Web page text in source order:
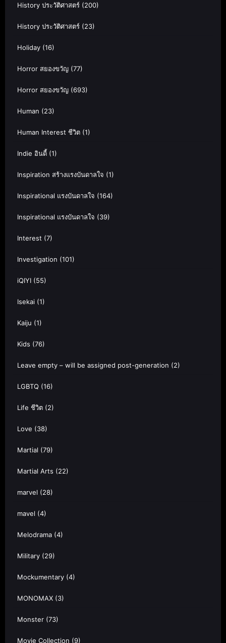
History ประวัติศาสตร์ (200)
History ประวัติศาสตร์ (23)
Holiday (16)
Horror สยองขวัญ (77)
Horror สยองขวัญ (693)
Human (23)
Human Interest ชีวิต (1)
Indie อินดี้ (1)
Inspiration สร้างแรงบันดาลใจ (1)
Inspirational แรงบันดาลใจ (164)
Inspirational แรงบันดาลใจ (39)
Interest (7)
Investigation (101)
iQIYI (55)
Isekai (1)
Kaiju (1)
Kids (76)
Leave empty – will be assigned post-generation (2)
LGBTQ (16)
Life ชีวิต (2)
Love (38)
Martial (79)
Martial Arts (22)
marvel (28)
mavel (4)
Melodrama (4)
Military (29)
Mockumentary (4)
MONOMAX (3)
Monster (73)
Movie Collection (9)